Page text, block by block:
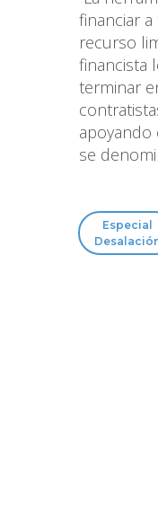
financiar
recurso
financista
terminar
se
Especial